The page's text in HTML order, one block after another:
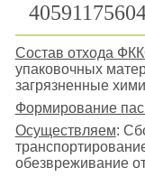
Состав отхода
упаковочных
загрязненные
Формирование
Осуществляем:
обезвреживание